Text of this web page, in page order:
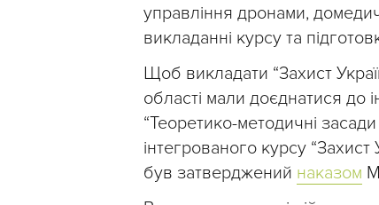
управління дронами,
викладанні курсу та
Щоб викладати “Захист
області мали доєднатися до
“Теоретико-методичні
інтегрованого курсу
був затверджений наказом